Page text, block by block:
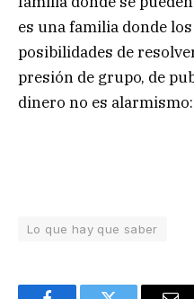
es una familia donde
posibilidades de
presión de grupo, de
dinero no es
Lo que hay que saber